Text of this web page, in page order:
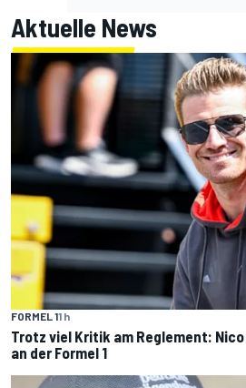
Aktuelle News
FORMEL 11 h
Trotz viel Kritik am Reglement:
an der Formel 1